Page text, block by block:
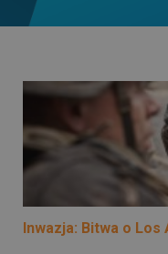
Inwazja: Bitwa o Los